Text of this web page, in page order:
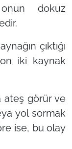
dokuz
çıktığı
on iki kaynak
ateş görür ve
yol sormak
ise, bu olay